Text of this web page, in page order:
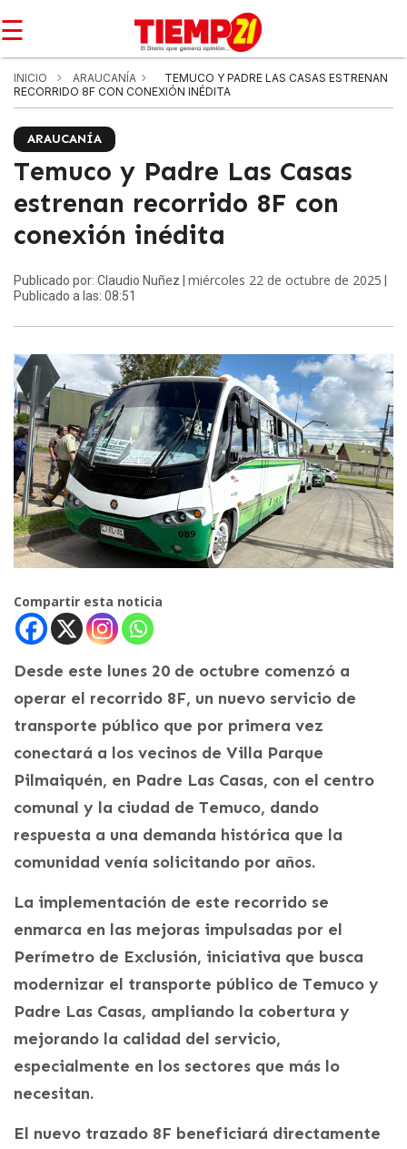
☰
INICIO ARAUCANÍA
TEMUCO Y PADRE LAS CASAS ESTRENAN
RECORRIDO 8F CON CONEXIÓN INÉDITA
ARAUCANÍA
Temuco y Padre Las Casas
estrenan recorrido 8F con
conexión inédita
Publicado por: Claudio Nuñez | miércoles 22 de octubre de 2025
Publicado a las: 08:51
Compartir esta noticia
Desde este lunes 20 de octubre comenzó a
operar el recorrido 8F, un nuevo servicio de
transporte público que por primera vez
conectará a los vecinos de Villa Parque
Pilmaiquén, en Padre Las Casas, con el centro
comunal y la ciudad de Temuco, dando
respuesta a una demanda histórica que la
comunidad venía solicitando por años.
La implementación de este recorrido se
enmarca en las mejoras impulsadas por el
Perímetro de Exclusión, iniciativa que busca
modernizar el transporte público de Temuco y
Padre Las Casas, ampliando la cobertura y
mejorando la calidad del servicio,
especialmente en los sectores que más lo
necesitan.
El nuevo trazado 8F beneficiará directamente